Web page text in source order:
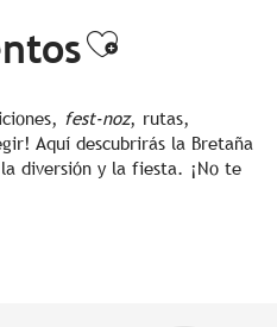
Ajouter
fest-noz, rutas,
Aquí descubrirás la Bretaña
diversión y la fiesta. ¡No te